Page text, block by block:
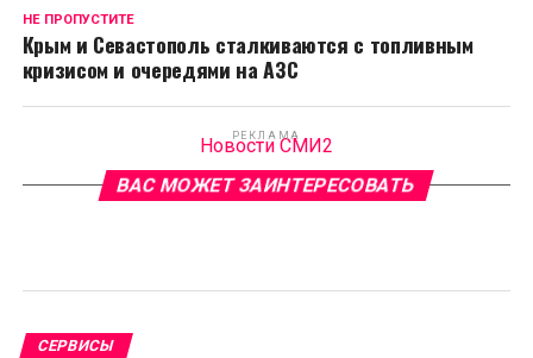
НЕ ПРОПУСТИТЕ
Крым и Севастополь сталкиваются с топливным
кризисом и очередями на АЗС
РЕКЛАМА
Новости СМИ2
ВАС МОЖЕТ ЗАИНТЕРЕСОВАТЬ
СЕРВИСЫ